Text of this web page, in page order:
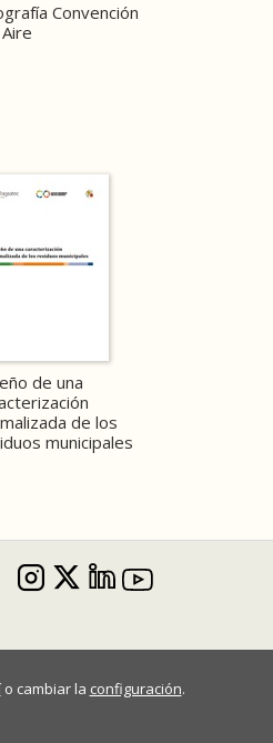
Convención
de una
de los
municipales
o cambiar la configuración.